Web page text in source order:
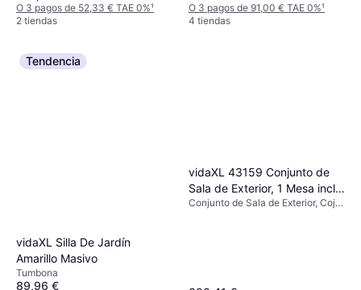
O 3 pagos de 52,33 € TAE 0%¹
2 tiendas
O 3 pagos de 91,00 € TAE 0%¹
4 tiendas
Tendencia
vidaXL Silla De Jardín
Amarillo Masivo
Tumbona
89,96 €
vidaXL 43159 Conjunto de
Sala de Exterior, 1 Mesa incl.
2 Sillas & 1 Sofás
Conjunto de Sala de Exterior, Cojín